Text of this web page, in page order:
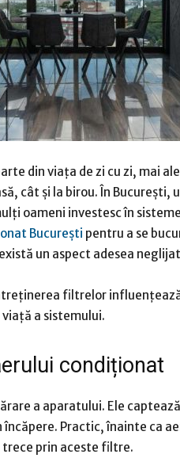
din viața de zi cu zi, mai
cât și la birou. În
oameni investesc în
București pentru a se
un aspect adesea
filtrelor
a sistemului.
condiționat
a aparatului. Ele
Practic, înainte ca
prin aceste filtre.